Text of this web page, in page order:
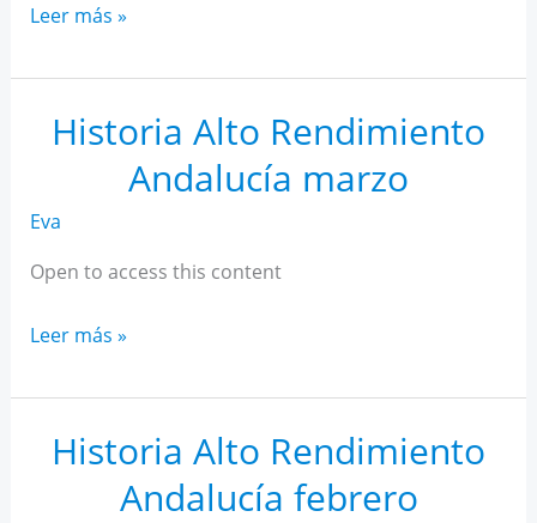
Intensivo
AR
Andalucía
abril
Leer más »
Historia Alto Rendimiento
Andalucía marzo
Eva
Open to access this content
Historia
Rendimiento
Andalucía
marzo
Leer más »
Historia Alto Rendimiento
Andalucía febrero